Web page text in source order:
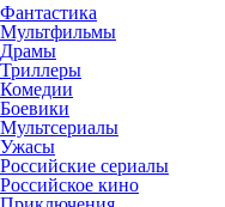
Фантастика
Мультфильмы
Драмы
Триллеры
Комедии
Боевики
Мультсериалы
Ужасы
Российские сериалы
Российское кино